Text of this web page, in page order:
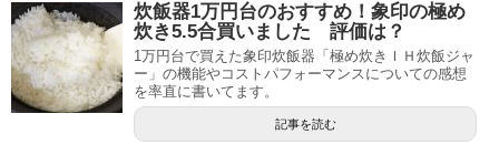
炊飯器1万円台のおすすめ！象印の極め
炊き5.5合買いました 評価は？
1万円台で買えた象印炊飯器「極め炊きＩＨ炊飯ジャ
ー」の機能やコストパフォーマンスについての感想
を率直に書いてます。
記事を読む